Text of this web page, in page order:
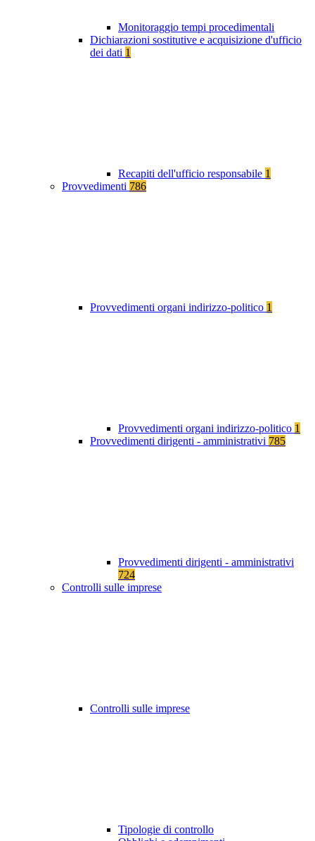
Monitoraggio tempi procedimentali
Dichiarazioni sostitutive e acquisizione d'ufficio
dei dati 1
Recapiti dell'ufficio responsabile 1
Provvedimenti 786
Provvedimenti organi indirizzo-politico 1
Provvedimenti organi indirizzo-politico 1
Provvedimenti dirigenti - amministrativi 785
Provvedimenti dirigenti - amministrativi
724
Controlli sulle imprese
Controlli sulle imprese
Tipologie di controllo